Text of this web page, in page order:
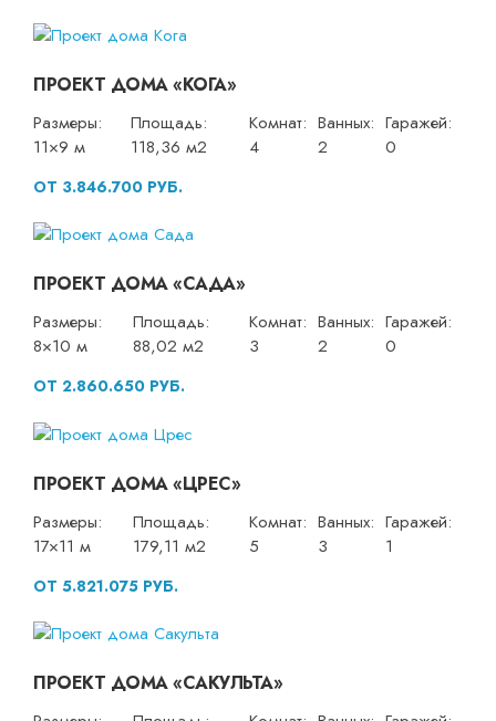
ПРОЕКТ ДОМА «КОГА»
Размеры:
11×9 м
Площадь:
118,36 м2
Комнат:
4
Ванных:
2
Гаражей:
0
ОТ 3.846.700 РУБ.
ПРОЕКТ ДОМА «САДА»
Размеры:
8×10 м
Площадь:
88,02 м2
Комнат:
3
Ванных:
2
Гаражей:
0
ОТ 2.860.650 РУБ.
ПРОЕКТ ДОМА «ЦРЕС»
Размеры:
17×11 м
Площадь:
179,11 м2
Комнат:
5
Ванных:
3
Гаражей:
1
ОТ 5.821.075 РУБ.
ПРОЕКТ ДОМА «САКУЛЬТА»